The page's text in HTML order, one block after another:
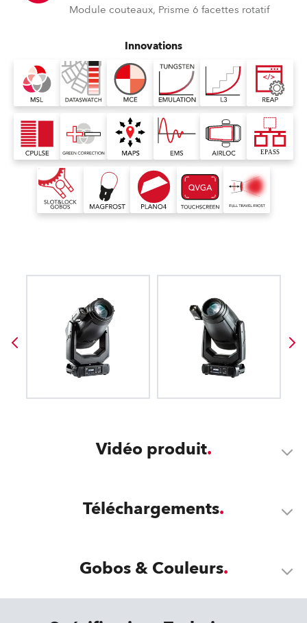
Module couteaux, Prisme 6 facettes rotatif
Innovations
Vidéo produit
Téléchargements
Gobos & Couleurs